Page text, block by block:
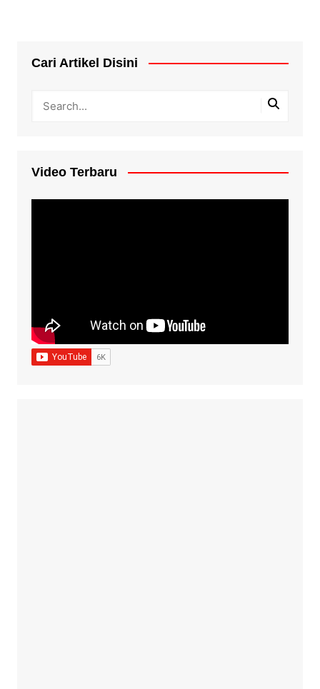
Cari Artikel Disini
Video Terbaru